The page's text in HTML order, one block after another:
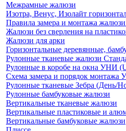
Межрамные жалюзи
Изотра, Венус, Изолайт
Правила замера и монтажа
Жалюзи без сверления на
Жалюзи для арки
Горизонтальные деревянные,
Рулонные тканевые жалюзи
Рулонные в коробе на окна УНИ
Схема замера и порядок монтажа
Рулонные тканевые Зебра (День/
Рулонные бамбуковые жалюзи
Вертикальные тканевые жалюзи
Вертикальные пластиковые и
Вертикальные бамбуковые жалюзи